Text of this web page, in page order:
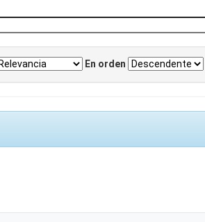
En orden